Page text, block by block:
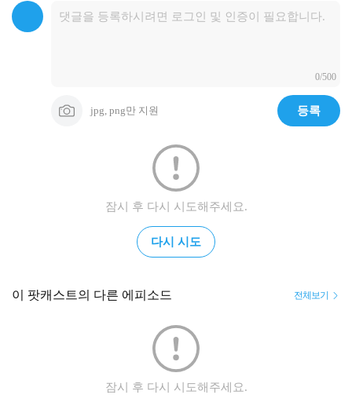
0/500
jpg, png만 지원 등록
잠시 후 다시 시도해주세요.
다시 시도
이 팟캐스트의 다른 에피소드 전체보기
잠시 후 다시 시도해주세요.